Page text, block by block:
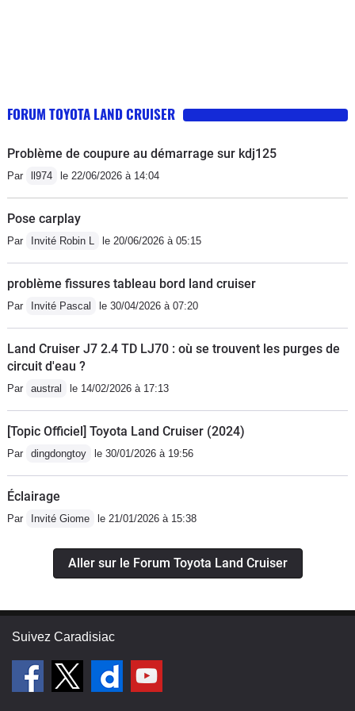
FORUM TOYOTA LAND CRUISER
Problème de coupure au démarrage sur kdj125
Par ll974 le 22/06/2026 à 14:04
Pose carplay
Par Invité Robin L le 20/06/2026 à 05:15
problème fissures tableau bord land cruiser
Par Invité Pascal le 30/04/2026 à 07:20
Land Cruiser J7 2.4 TD LJ70 : où se trouvent les purges de
circuit d'eau ?
Par austral le 14/02/2026 à 17:13
[Topic Officiel] Toyota Land Cruiser (2024)
Par dingdongtoy le 30/01/2026 à 19:56
Éclairage
Par Invité Giome le 21/01/2026 à 15:38
Aller sur le Forum Toyota Land Cruiser
Suivez Caradisiac